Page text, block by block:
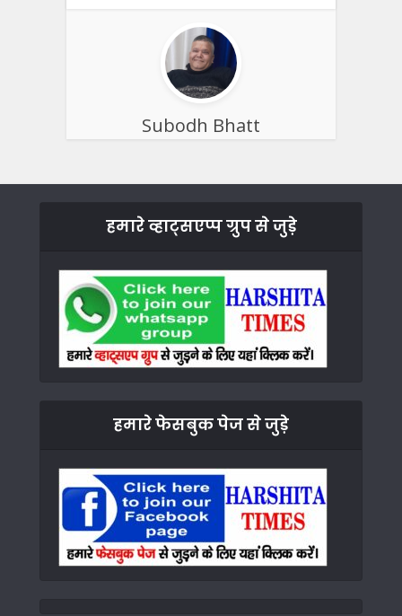
Subodh Bhatt
हमारे व्हाट्सएप्प ग्रुप से जुड़े
हमारे फेसबुक पेज से जुड़े